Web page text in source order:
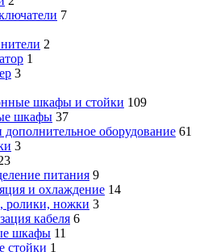
7
2
1
3
шкафы и стойки 109
шкафы 37
дополнительное оборудование 61
3
питания 9
и охлаждение 14
ролики, ножки 3
кабеля 6
шкафы 11
стойки 1